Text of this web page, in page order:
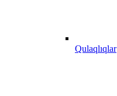
Qulaqlıqlar